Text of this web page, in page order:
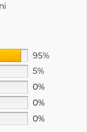
95%
5%
0%
0%
0%